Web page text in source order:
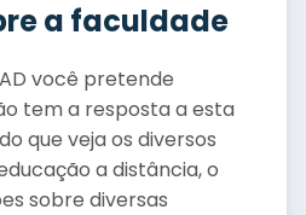
a faculdade
você pretende
tem a resposta a esta
que veja os diversos
a distância, o
sobre diversas